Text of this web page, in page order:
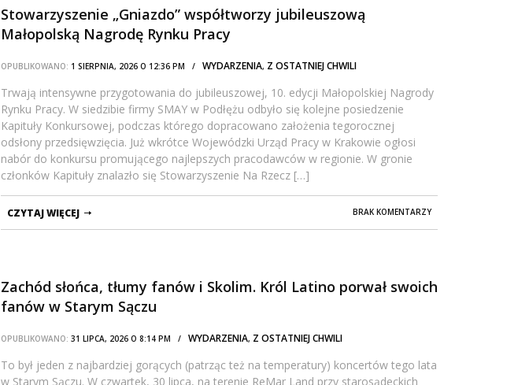
Stowarzyszenie „Gniazdo” współtworzy jubileuszową
Małopolską Nagrodę Rynku Pracy
OPUBLIKOWANO: 1 SIERPNIA, 2026 O 12:36 PM / WYDARZENIA, Z OSTATNIEJ CHWILI
Trwają intensywne przygotowania do jubileuszowej, 10. edycji Małopolskiej Nagrody
Rynku Pracy. W siedzibie firmy SMAY w Podłężu odbyło się kolejne posiedzenie
Kapituły Konkursowej, podczas którego dopracowano założenia tegorocznej
odsłony przedsięwzięcia. Już wkrótce Wojewódzki Urząd Pracy w Krakowie ogłosi
nabór do konkursu promującego najlepszych pracodawców w regionie. W gronie
członków Kapituły znalazło się Stowarzyszenie Na Rzecz […]
BRAK KOMENTARZY
CZYTAJ WIĘCEJ
Zachód słońca, tłumy fanów i Skolim. Król Latino porwał swoich
fanów w Starym Sączu
OPUBLIKOWANO: 31 LIPCA, 2026 O 8:14 PM / WYDARZENIA, Z OSTATNIEJ CHWILI
To był jeden z najbardziej gorących (patrząc też na temperatury) koncertów tego lata
w Starym Sączu. W czwartek, 30 lipca, na terenie ReMar Land przy starosądeckich